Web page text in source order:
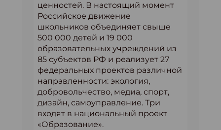
ценностей. В настоящий момент
Российское движение
школьников объединяет свыше
500 000 детей и 19 000
образовательных учреждений из
85 субъектов РФ и реализует 27
федеральных проектов различной
направленности: экология,
добровольчество, медиа, спорт,
дизайн, самоуправление. Три
входят в национальный проект
«Образование».